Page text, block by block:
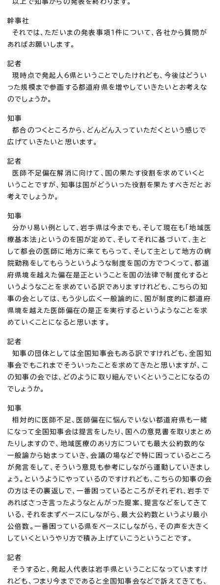
幹事社
それでは、ただいまの発表事項1件について、各社から質問が
あればお願いします。
記者
現時点で発起人6県ということでしたけれども、今後はどうい
った規模まで参画する都道府県を増やしていきたいとお考えな
のでしょうか。
知事
都合のつくところから、どんどん入っていただくという感じで
広げていきたいと思います。
記者
医師不足偏在解消に向けて、国の果たす役割を求めていくと
いうことですが、知事は国がどういった役割を果たすべきだとお
考えでしょうか。
知事
分かり易い例として、岩手県は今までも、そして現在も「地域医
療基本法」というのを国が定めて、そしてそれに基づいて、主と
して都会の医師に地方に来てもらって、そして主として地方の病
院勤務をしてもらうというような制度を国の方でつくって、都道
府県境を越えた偏在是正ということを国の法律で制度化すると
いうようなことを求めている訳でありますけれども、こちらの知
事の会としては、もう少し広く一般論的に、国が制度的に都道府
県境を越えた医師偏在の是正を実行するというようなことを求
めていくことになると思います。
記者
知事の団体としては全国知事会もある訳ですけれども、全国知
事会でもこれまでそういったことを求めてきたと思いますが、こ
の知事の会では、どのように取り組んでいくということになるの
でしょうか。
知事
相対的に医師不足、医師偏在に悩んでいない都道府県も一緒
になって全国知事会は提言をしたり、国への意見書を取りまとめ
たりしますので、地域医療のあり方についても最大公約数的な
一般論から始まっていき、会議の場などで特に困っているところ
が発言をして、そういう意見も参考にしながら運動していきまし
ょう。というようにやっているのですけれども、こちらの知事の会
の方はその裏返しで、一番困っているところがそれぞれ、岩手で
あればさっき言ったようなとんがった提案、提言などをしてきて
いる、それをまずベースにしながら、最大公約数というより最小
公倍数。一番困っている県をベースにしながら、その声を大きく
していくというやり方で積み上げていこうということです。
記者
そうすると、発起人代表は岩手県ということになっていますけ
れども、つまり今までであると全国知事会などで訴えてきても、